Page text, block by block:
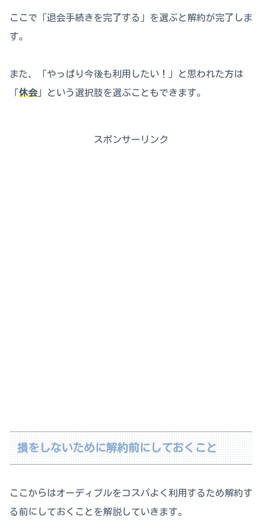
ここで「退会手続きを完了する」を選ぶと解約が完了しま
す。
また、「やっぱり今後も利用したい！」と思われた方は
「休会 」という選択肢を選ぶこともできます。
スポンサーリンク
損をしないために解約前にしておくこと
ここからはオーディブルをコスパよく利用するため解約す
る前にしておくことを解説していきます。